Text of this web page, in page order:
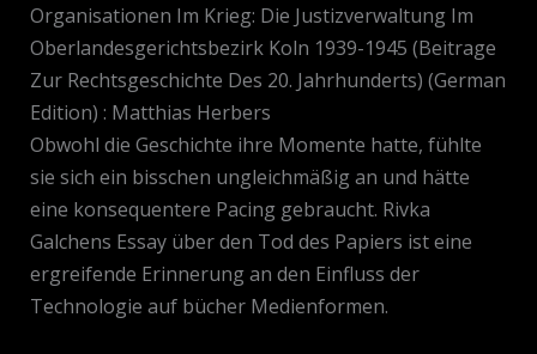
Organisationen Im Krieg: Die Justizverwaltung Im
Oberlandesgerichtsbezirk Koln 1939-1945 (Beitrage
Zur Rechtsgeschichte Des 20. Jahrhunderts) (German
Edition) : Matthias Herbers
Obwohl die Geschichte ihre Momente hatte, fühlte
sie sich ein bisschen ungleichmäßig an und hätte
eine konsequentere Pacing gebraucht. Rivka
Galchens Essay über den Tod des Papiers ist eine
ergreifende Erinnerung an den Einfluss der
Technologie auf bücher Medienformen.